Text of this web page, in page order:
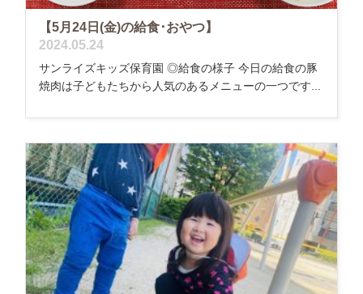
【5月24日(金)の給食･おやつ】
2024.05.24
サンライズキッズ保育園 ◎給食の様子 今日の給食の豚
焼肉は子どもたちから人気のあるメニューの一つです...